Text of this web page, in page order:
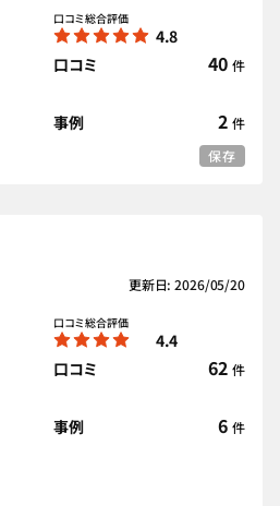
口コミ総合評価
4.8
口コミ
40 件
事例 2 件
保存
更新日: 2026/05/20
口コミ総合評価
4.4
口コミ
62 件
事例 6 件